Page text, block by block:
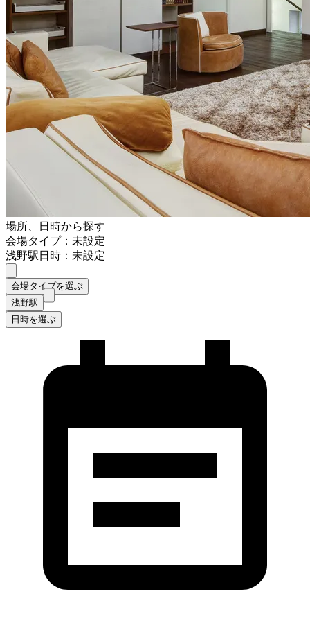
場所、日時から探す
会場タイプ：未設定
浅野駅日時：未設定
会場タイプを選ぶ
浅野駅
日時を選ぶ